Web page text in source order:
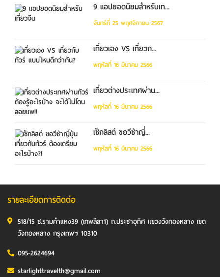
9 แอปยอดนิยมสำหรับเท...
จันทร์ที่ 25 พฤศจิกายน 2567
เที่ยวเอง VS เที่ยวก...
พฤหัสที่ 16 มีนาคม 2566
เที่ยวต่างประเทศผ่าน...
พฤหัสที่ 16 มีนาคม 2566
เช็กลิสต์ ขอวีซ่าญี่...
พฤหัสที่ 16 มีนาคม 2566
รายละเอียดการติดต่อ
518/15 ซ.รามคำแหง39 (เทพลีลา1) ถ.ประชาอุทิศ แขวงวังทองหลาง เขต
วังทองหลาง กรุงเทพฯ 10310
095-2624694
starlighttravelth@gmail.com